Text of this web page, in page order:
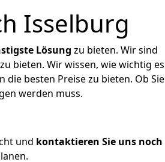
Isselburg
Lösung zu bieten. Wir sind
bieten. Wir wissen, wie wichtig es
besten Preise zu bieten. Ob Sie
werden muss.
und kontaktieren Sie uns noch